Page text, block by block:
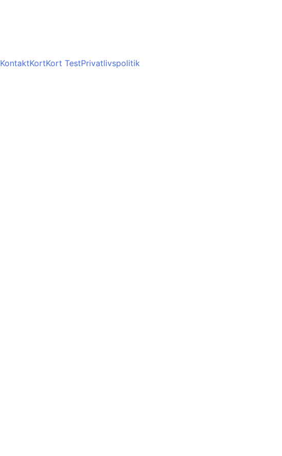
KontaktKortKort TestPrivatlivspolitik